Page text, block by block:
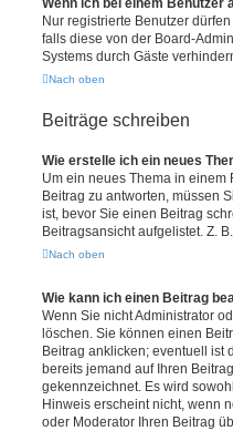
Wenn ich bei einem Benutzer
Nur registrierte Benutzer
falls diese von der Board-
Systems durch Gäste
Nach oben
Beiträge schreiben
Wie erstelle ich ein neues
Um ein neues Thema in einem
Beitrag zu antworten, müssen
ist, bevor Sie einen Beitrag
Beitragsansicht aufgelistet. Z.
Nach oben
Wie kann ich einen Beitrag
Wenn Sie nicht Administrator
löschen. Sie können einen
Beitrag anklicken; eventuell ist
bereits jemand auf Ihren
gekennzeichnet. Es wird
Hinweis erscheint nicht, wenn
oder Moderator Ihren Beitrag